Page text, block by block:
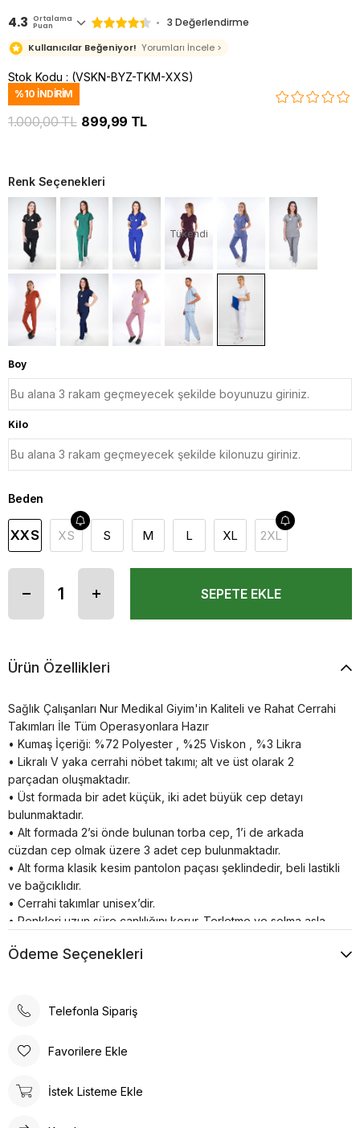
4.3 Ortalama
Puan 3 Değerlendirme
Kullanıcılar Beğeniyor! Yorumları İncele >
Stok Kodu (VSKN-BYZ-TKM-XXS)
%10 İNDIRIM
1.000,00 TL 899,99 TL
Renk Seçenekleri
Tükendi
Boy
Kilo
Beden
XXS XS S M L XL 2XL
Ürün Özellikleri
Sağlık Çalışanları Nur Medikal Giyim'in Kaliteli ve Rahat Cerrahi
Takımları İle Tüm Operasyonlara Hazır
• Kumaş İçeriği: %72 Polyester , %25 Viskon , %3 Likra
• Likralı V yaka cerrahi nöbet takımı; alt ve üst olarak 2
parçadan oluşmaktadır.
• Üst formada bir adet küçük, iki adet büyük cep detayı
bulunmaktadır.
• Alt formada 2’si önde bulunan torba cep, 1’i de arkada
cüzdan cep olmak üzere 3 adet cep bulunmaktadır.
• Alt forma klasik kesim pantolon paçası şeklindedir, beli lastikli
ve bağcıklıdır.
• Cerrahi takımlar unisex’dir.
• Renkleri uzun süre canlılığını korur. Terletme ve solma asla
• Dr. Greys model hemşire forması likralı oldugu için esnek bir
yapışmaz sizi rahatsız etmez.
önünde bulundurarak sipariş vermenizi öneririz.
yıkamalar tavsiye edilmemektedir.
Ödeme Seçenekleri
Telefonla Sipariş
Favorilere Ekle
İstek Listeme Ekle